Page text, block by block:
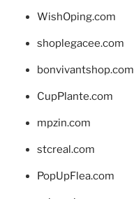
WishOping.com
shoplegacee.com
bonvivantshop.com
CupPlante.com
mpzin.com
stcreal.com
PopUpFlea.com